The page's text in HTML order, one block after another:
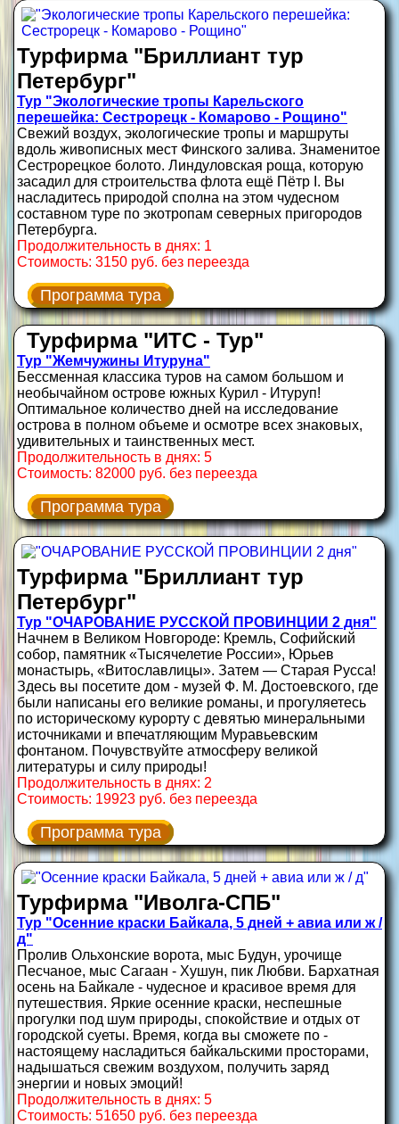
Турфирма "Бриллиант тур
Петербург"
Тур "Экологические тропы Карельского
перешейка: Сестрорецк - Комарово - Рощино"
Свежий воздух, экологические тропы и маршруты
вдоль живописных мест Финского залива. Знаменитое
Сестрорецкое болото. Линдуловская роща, которую
засадил для строительства флота ещё Пётр I. Вы
насладитесь природой сполна на этом чудесном
составном туре по экотропам северных пригородов
Петербурга.
Продолжительность в днях: 1
Стоимость: 3150 руб. без переезда
Программа тура
Турфирма "ИТС - Тур"
Тур "Жемчужины Итуруна"
Бессменная классика туров на самом большом и
необычайном острове южных Курил - Итуруп!
Оптимальное количество дней на исследование
острова в полном объеме и осмотре всех знаковых,
удивительных и таинственных мест.
Продолжительность в днях: 5
Стоимость: 82000 руб. без переезда
Программа тура
Турфирма "Бриллиант тур
Петербург"
Тур "ОЧАРОВАНИЕ РУССКОЙ ПРОВИНЦИИ 2 дня"
Начнем в Великом Новгороде: Кремль, Софийский
собор, памятник «Тысячелетие России», Юрьев
монастырь, «Витославлицы». Затем — Старая Русса!
Здесь вы посетите дом - музей Ф. М. Достоевского, где
были написаны его великие романы, и прогуляетесь
по историческому курорту с девятью минеральными
источниками и впечатляющим Муравьевским
фонтаном. Почувствуйте атмосферу великой
литературы и силу природы!
Продолжительность в днях: 2
Стоимость: 19923 руб. без переезда
Программа тура
Турфирма "Иволга-СПБ"
Тур "Осенние краски Байкала, 5 дней + авиа или ж /
д"
Пролив Ольхонские ворота, мыс Будун, урочище
Песчаное, мыс Сагаан - Хушун, пик Любви. Бархатная
осень на Байкале - чудесное и красивое время для
путешествия. Яркие осенние краски, неспешные
прогулки под шум природы, спокойствие и отдых от
городской суеты. Время, когда вы сможете по -
настоящему насладиться байкальскими просторами,
надышаться свежим воздухом, получить заряд
энергии и новых эмоций!
Продолжительность в днях: 5
Стоимость: 51650 руб. без переезда